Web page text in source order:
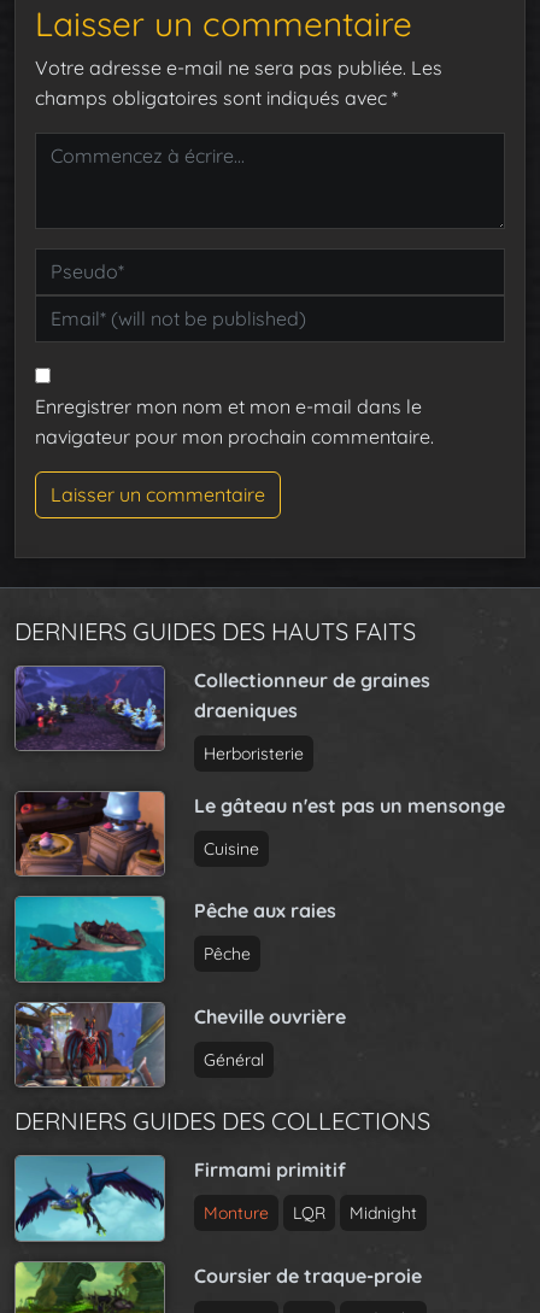
Laisser un commentaire
Votre adresse e-mail ne sera pas publiée. Les
champs obligatoires sont indiqués avec *
Enregistrer mon nom et mon e-mail dans le
navigateur pour mon prochain commentaire.
DERNIERS GUIDES DES HAUTS FAITS
Collectionneur de graines
draeniques
Herboristerie
Le gâteau n'est pas un mensonge
Cuisine
Pêche aux raies
Pêche
Cheville ouvrière
Général
DERNIERS GUIDES DES COLLECTIONS
Firmami primitif
Monture LQR Midnight
Coursier de traque-proie